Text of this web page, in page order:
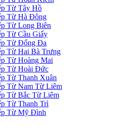
Từ Tây Hồ
Từ Hà Đông
Từ Long Biên
Từ Cầu Giấy
Từ Đống Đa
Từ Hai Bà Trưng
Từ Hoàng Mai
Từ Hoài Đức
Từ Thanh Xuân
Từ Nam Từ Liêm
Từ Bắc Từ Liêm
Từ Thanh Trì
Từ Mỹ Đình